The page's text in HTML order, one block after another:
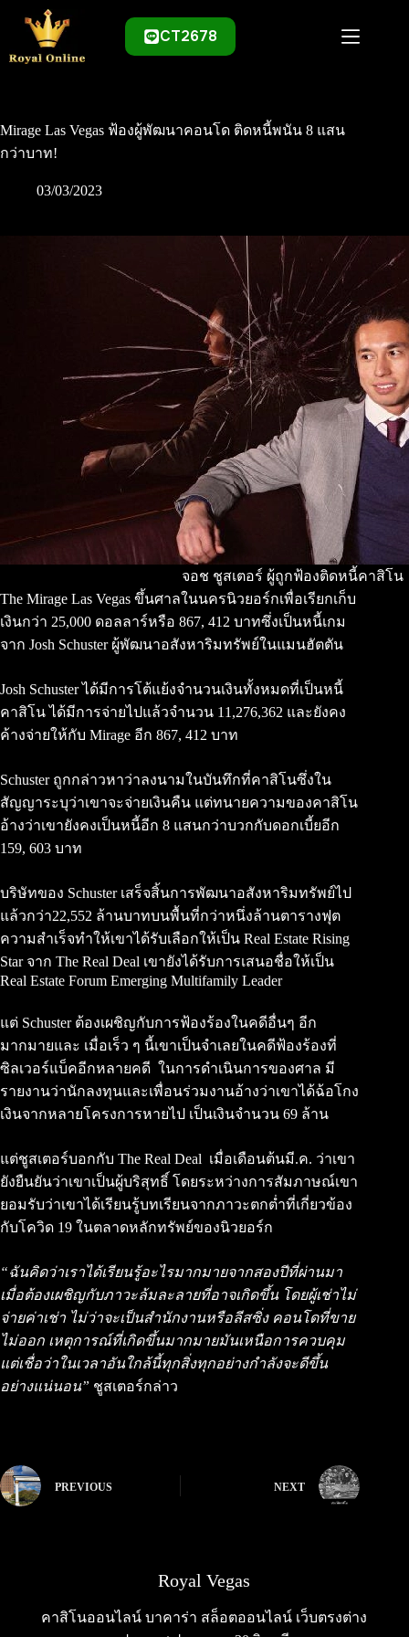
content
CT2678
Mirage Las Vegas ฟ้องผู้พัฒนาคอนโด ติดหนี้พนัน 8 แสน
กว่าบาท!
03/03/2023
จอช ชูสเตอร์ ผู้ถูกฟ้องติดหนี้คาสิโน
The Mirage Las Vegas ขึ้นศาลในนครนิวยอร์กเพื่อเรียกเก็บ
เงินกว่า 25,000 ดอลลาร์หรือ 867, 412 บาทซึ่งเป็นหนี้เกม
จาก Josh Schuster ผู้พัฒนาอสังหาริมทรัพย์ในแมนฮัตตัน
Josh Schuster ได้มีการโต้แย้งจำนวนเงินทั้งหมดที่เป็นหนี้
คาสิโน ได้มีการจ่ายไปแล้วจำนวน 11,276,362 และยังคง
ค้างจ่ายให้กับ Mirage อีก 867, 412 บาท
Schuster ถูกกล่าวหาว่าลงนามในบันทึกที่คาสิโนซึ่งใน
สัญญาระบุว่าเขาจะจ่ายเงินคืน แต่ทนายความของคาสิโน
อ้างว่าเขายังคงเป็นหนี้อีก 8 แสนกว่าบวกกับดอกเบี้ยอีก
159, 603 บาท
บริษัทของ Schuster เสร็จสิ้นการพัฒนาอสังหาริมทรัพย์ไป
แล้วกว่า22,552 ล้านบาทบนพื้นที่กว่าหนึ่งล้านตารางฟุต
ความสำเร็จทำให้เขาได้รับเลือกให้เป็น Real Estate Rising
Star จาก The Real Deal เขายังได้รับการเสนอชื่อให้เป็น
Real Estate Forum Emerging Multifamily Leader
แต่ Schuster ต้องเผชิญกับการฟ้องร้องในคดีอื่นๆ อีก
มากมายและ เมื่อเร็ว ๆ นี้เขาเป็นจำเลยในคดีฟ้องร้องที่
ซิลเวอร์แบ็คอีกหลายคดี ในการดำเนินการของศาล มี
รายงานว่านักลงทุนและเพื่อนร่วมงานอ้างว่าเขาได้ฉ้อโกง
เงินจากหลายโครงการหายไป เป็นเงินจำนวน 69 ล้าน
แต่ชูสเตอร์บอกกับ The Real Deal เมื่อเดือนต้นมี.ค. ว่าเขา
ยังยืนยันว่าเขาเป็นผู้บริสุทธิ์ โดยระหว่างการสัมภาษณ์เขา
ยอมรับว่าเขาได้เรียนรู้บทเรียนจากภาวะตกต่ำที่เกี่ยวข้อง
กับโควิด 19 ในตลาดหลักทรัพย์ของนิวยอร์ก
“ฉันคิดว่าเราได้เรียนรู้อะไรมากมายจากสองปีที่ผ่านมา
เมื่อต้องเผชิญกับภาวะล้มละลายที่อาจเกิดขึ้น โดยผู้เช่าไม่
จ่ายค่าเช่า ไม่ว่าจะเป็นสำนักงานหรือลีสซิ่ง คอนโดที่ขาย
ไม่ออก เหตุการณ์ที่เกิดขึ้นมากมายมันเหนือการควบคุม
แต่เชื่อว่าในเวลาอันใกล้นี้ทุกสิ่งทุกอย่างกำลังจะดีขึ้น
อย่างแน่นอน” ชูสเตอร์กล่าว
PREVIOUS NEXT
Royal Vegas
คาสิโนออนไลน์ บาคาร่า สล็อตออนไลน์ เว็บตรงต่าง